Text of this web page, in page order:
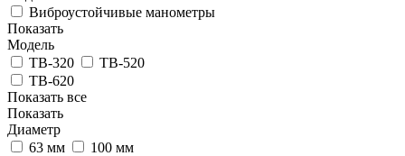
Виброустойчивые манометры
Показать
Модель
ТВ-320
ТВ-520
ТВ-620
Показать все
Показать
Диаметр
63 мм
100 мм